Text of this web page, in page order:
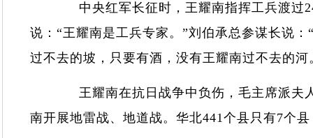
中央红军长征时，王耀南指挥工兵渡过24
说：“王耀南是工兵专家。”刘伯承总参谋长说
过不去的坡，只要有酒，没有王耀南过不去的
王耀南在抗日战争中负伤，毛主席派夫人
南开展地雷战、地道战。华北441个县只有7个